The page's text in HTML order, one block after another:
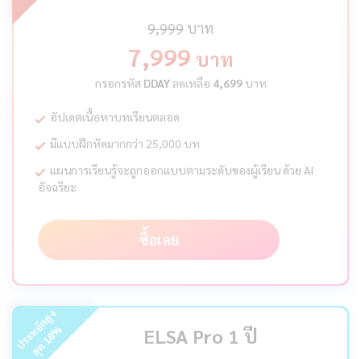
9,999 บาท
7,999 บาท
กรอกรหัส DDAYลดเหลือ 4,699บาท
อัปเดตเนื้อหาบทเรียนตลอด
มีแบบฝึกหัดมากกว่า 25,000 บท
แผนการเรียนรู้จะถูกออกแบบตามระดับของผู้เรียน ด้วย AI
อัจฉริยะ
ซื้อเลย
ป
ร
ะ
ห
ยั
ด
สู
ง
สุ
ด
18
% ELSA Pro 1 ปี